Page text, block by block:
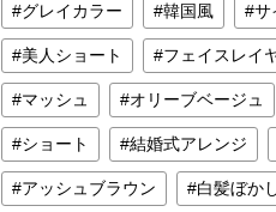
グレイカラー 韓国風 サ
美人ショート フェイスレイ
マッシュ オリーブベージュ
ショート 結婚式アレンジ
アッシュブラウン 白髪ぼか